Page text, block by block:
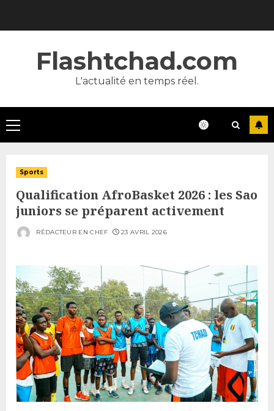
Flashtchad.com
L'actualité en temps réel.
Primary
Menu
Sports
Qualification AfroBasket 2026 : les Sao
juniors se préparent activement
RÉDACTEUR EN CHEF 23 AVRIL 2026